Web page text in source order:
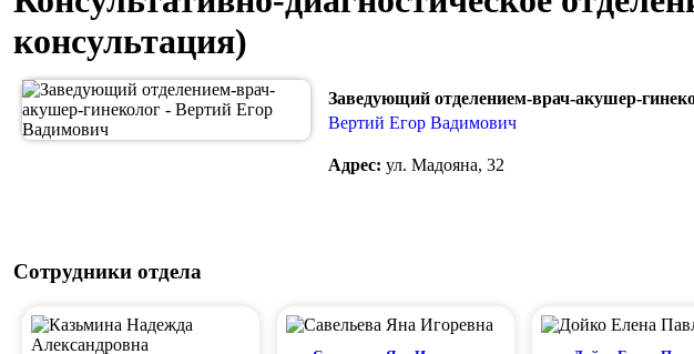
консультация)
Заведующий отделением-врач-акушер-
Вертий Егор Вадимович
Адрес: ул. Мадояна, 32
Сотрудники отдела